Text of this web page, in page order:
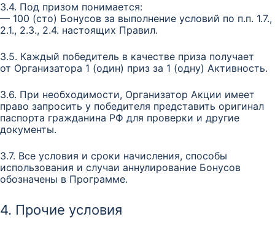
3.4. Под призом понимается:
— 100 (сто) Бонусов за выполнение условий по п.п. 1.7.,
2.1., 2.3., 2.4. настоящих Правил.
3.5. Каждый победитель в качестве приза получает
от Организатора 1 (один) приз за 1 (одну) Активность.
3.6. При необходимости, Организатор Акции имеет
право запросить у победителя представить оригинал
паспорта гражданина РФ для проверки и другие
документы.
3.7. Все условия и сроки начисления, способы
использования и случаи аннулирование Бонусов
обозначены в Программе.
4. Прочие условия